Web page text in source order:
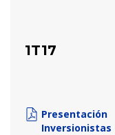
1T17
Presentación
Inversionistas